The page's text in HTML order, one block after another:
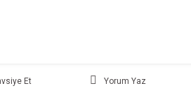
Et Yorum Yaz